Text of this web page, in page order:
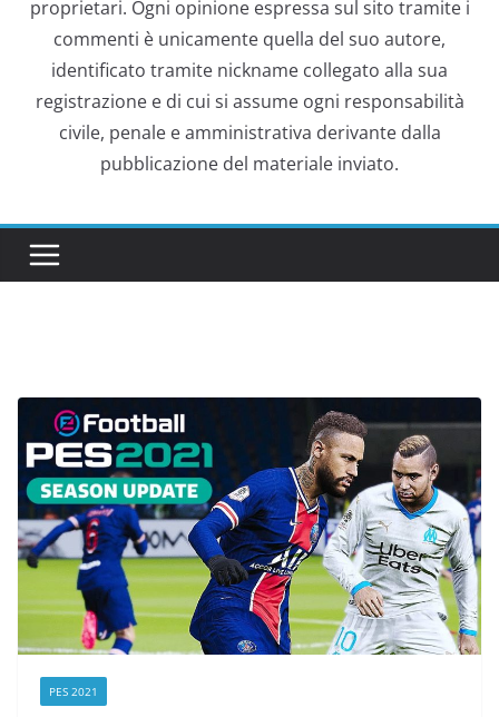
proprietari. Ogni opinione espressa sul sito tramite i
commenti è unicamente quella del suo autore,
identificato tramite nickname collegato alla sua
registrazione e di cui si assume ogni responsabilità
civile, penale e amministrativa derivante dalla
pubblicazione del materiale inviato.
PES 2021